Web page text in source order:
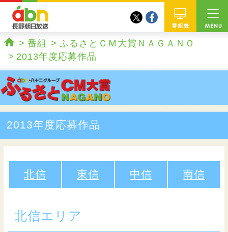
twitterfacebook
ホーム
番組
ふるさとＣＭ大賞ＮＡＧＡＮＯ
2013年度応募作品
2013年度応募作品
北信 東信 中信 南信
北信エリア